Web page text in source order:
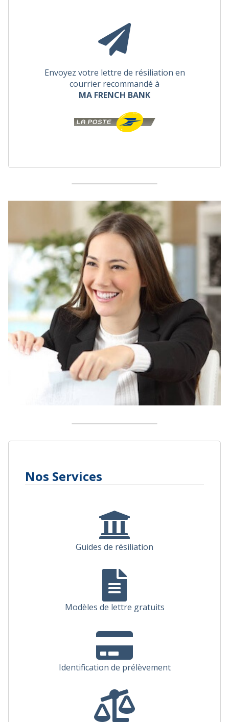
Envoyez votre lettre de résiliation en
courrier recommandé à
MA FRENCH BANK
Nos Services
Guides de résiliation
Modèles de lettre gratuits
Identification de prélèvement